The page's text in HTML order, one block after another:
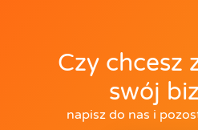
Czy chcesz
swój
napisz do nas i